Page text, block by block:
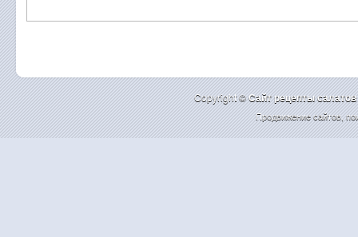
Copyright ©Cайт рецепты салатов
Продвижение сайтов,